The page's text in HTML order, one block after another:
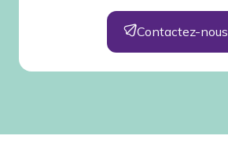
Contactez-nous